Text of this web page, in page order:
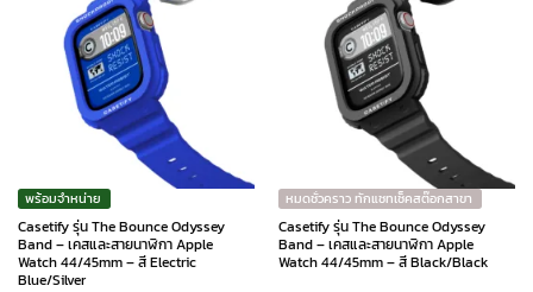
พร้อมจำหน่าย
Casetify รุ่น The Bounce Odyssey
Band – เคสและสายนาฬิกา Apple
Watch 44/45mm – สี Electric
Blue/Silver
หมดชั่วคราว ทักแชทเช็คสต๊อกสาขา
Casetify รุ่น The Bounce Odyssey
Band – เคสและสายนาฬิกา Apple
Watch 44/45mm – สี Black/Black